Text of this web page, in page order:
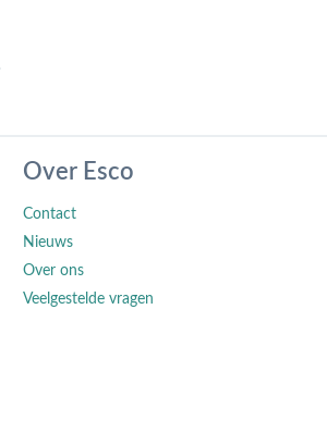
Over Esco
Contact
Nieuws
Over ons
Veelgestelde vragen